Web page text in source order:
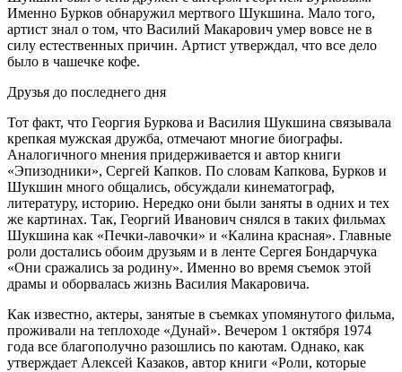
Именно Бурков обнаружил мертвого Шукшина. Мало того,
артист знал о том, что Василий Макарович умер вовсе не в
силу естественных причин. Артист утверждал, что все дело
было в чашечке кофе.
Друзья до последнего дня
Тот факт, что Георгия Буркова и Василия Шукшина связывала
крепкая мужская дружба, отмечают многие биографы.
Аналогичного мнения придерживается и автор книги
«Эпизодники», Сергей Капков. По словам Капкова, Бурков и
Шукшин много общались, обсуждали кинематограф,
литературу, историю. Нередко они были заняты в одних и тех
же картинах. Так, Георгий Иванович снялся в таких фильмах
Шукшина как «Печки-лавочки» и «Калина красная». Главные
роли достались обоим друзьям и в ленте Сергея Бондарчука
«Они сражались за родину». Именно во время съемок этой
драмы и оборвалась жизнь Василия Макаровича.
Как известно, актеры, занятые в съемках упомянутого фильма,
проживали на теплоходе «Дунай». Вечером 1 октября 1974
года все благополучно разошлись по каютам. Однако, как
утверждает Алексей Казаков, автор книги «Роли, которые